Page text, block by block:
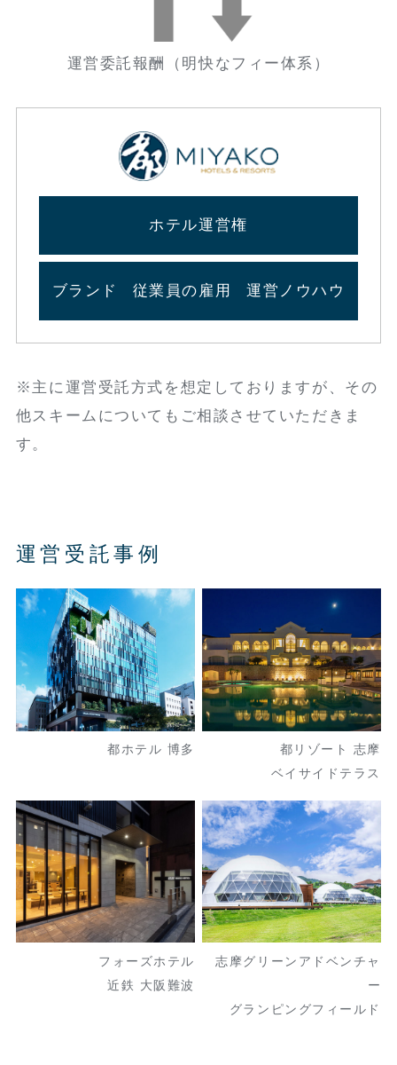
運営委託報酬 （明快なフィー体系）
ホテル運営権
ブランド 従業員の雇用 運営ノウハウ
※主に運営受託方式を想定しておりますが、その
他スキームについてもご相談させていただきま
す。
運営受託事例
都ホテル 博多
都リゾート 志摩
ベイサイドテラス
フォーズホテル
近鉄 大阪難波
志摩グリーンアドベンチャ
ー
グランピングフィールド